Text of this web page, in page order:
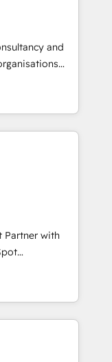
home
and
education,
make the
Latin
and
Ireland, and
successful
enterprise
connected
revenue
CRM and data
marketing,
framework
to help
Partner with
platform
HubSpot